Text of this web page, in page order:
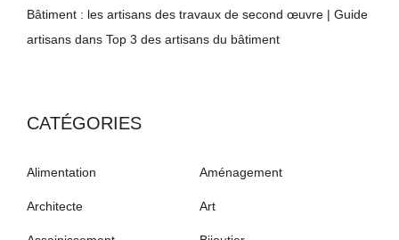
Bâtiment : les artisans des travaux de second œuvre | Guide
artisans dans Top 3 des artisans du bâtiment
CATÉGORIES
Alimentation Aménagement
Architecte Art